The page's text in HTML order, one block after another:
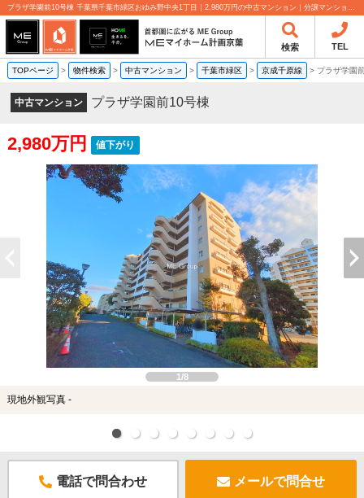
プラザ学園前10号棟 千葉県千葉市緑区おゆみ野中央1丁目｜2,980万円の中古マンション｜分譲マンション情報｜MEマイホーム計画京葉株式会社
検索 TEL
TOPページ > 物件検索 > 中古マンション > 千葉市緑区 > 京成千原線 > プラザ学園
中古マンション プラザ学園前10号棟
2,980万円 値下がり
1/8
現地外観写真 -
電話で問合わせ メールで問合せ